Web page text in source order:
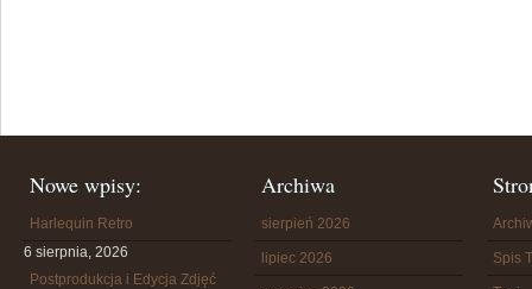
Nowe wpisy:
Harlequin Retro
6 sierpnia, 2026
Postprodukcja i Edycja Zdjęć
Archiwa
sierpień 2026
lipiec 2026 Spis